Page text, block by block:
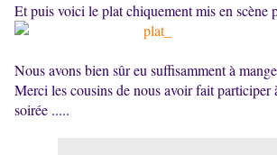
Et puis voici le plat chiquement mis en scène
Nous avons bien sûr eu suffisamment à
Merci les cousins de nous avoir fait participer
soirée .....